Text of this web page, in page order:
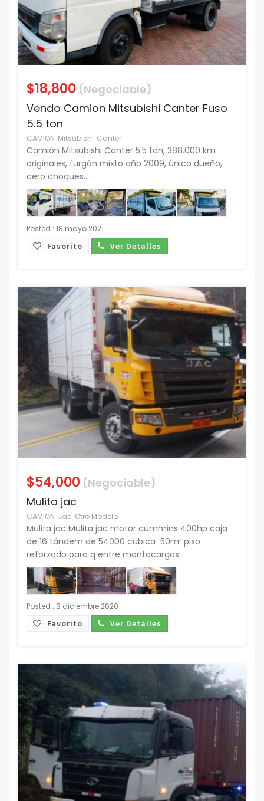
$18,800 (Negociable)
Vendo Camion Mitsubishi Canter Fuso
5.5 ton
CAMION Mitsubishi Canter
Camión Mitsubishi Canter 5.5 ton, 388.000 km
originales, furgón mixto año 2009, único dueño,
cero choques...
Posted : 18 mayo 2021
Favorito Ver Detalles
$54,000 (Negociable)
Mulita jac
CAMION Jac Otro Modelo
Mulita jac Mulita jac motor cummins 400hp caja
de 16 tándem de 54000 cubica 50m³ piso
reforzado para q entre montacargas
Posted : 8 diciembre 2020
Favorito Ver Detalles